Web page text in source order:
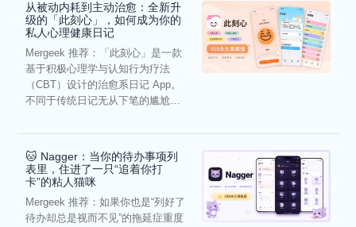
从被动内耗到主动治愈：全新升
级的「此刻心」，如何成为你的
私人心理健康日记
Mergeek 推荐：「此刻心」是一款
基于积极心理学与认知行为疗法
（CBT）设计的治愈系日记 App。
不同于传统日记无从下笔的尴尬，
🐱 Nagger：当你的待办事项列
表里，住进了一只“追着你打
卡”的粘人猫咪
Mergeek 推荐：如果你也是“列好了
待办却总是视而不见”的拖延症重度